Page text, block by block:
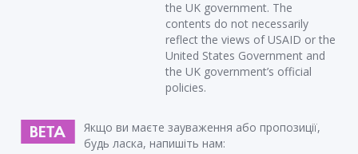
the UK government. The
contents do not necessarily
reflect the views of USAID or the
United States Government and
the UK government’s official
policies.
Якщо ви маєте зауваження або пропозиції,
будь ласка, напишіть нам: